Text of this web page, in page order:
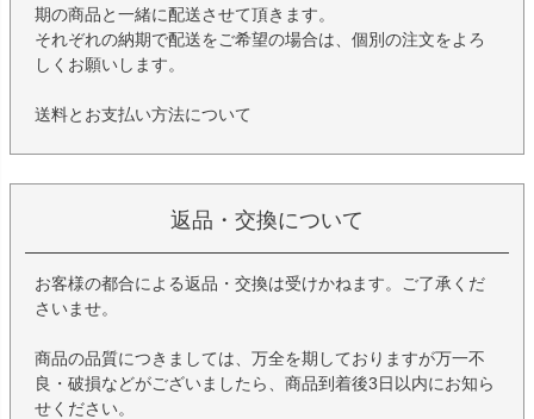
期の商品と一緒に配送させて頂きます。
それぞれの納期で配送をご希望の場合は、個別の注文をよろ
しくお願いします。
送料とお支払い方法について
返品・交換について
お客様の都合による返品・交換は受けかねます。ご了承くだ
さいませ。
商品の品質につきましては、万全を期しておりますが万一不
良・破損などがございましたら、商品到着後3日以内にお知ら
せください。